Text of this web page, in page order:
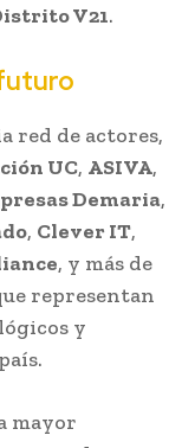
V21.
red de actores,
UC, ASIVA,
Demaria,
, Clever IT,
, y más de
representan
y
mayor